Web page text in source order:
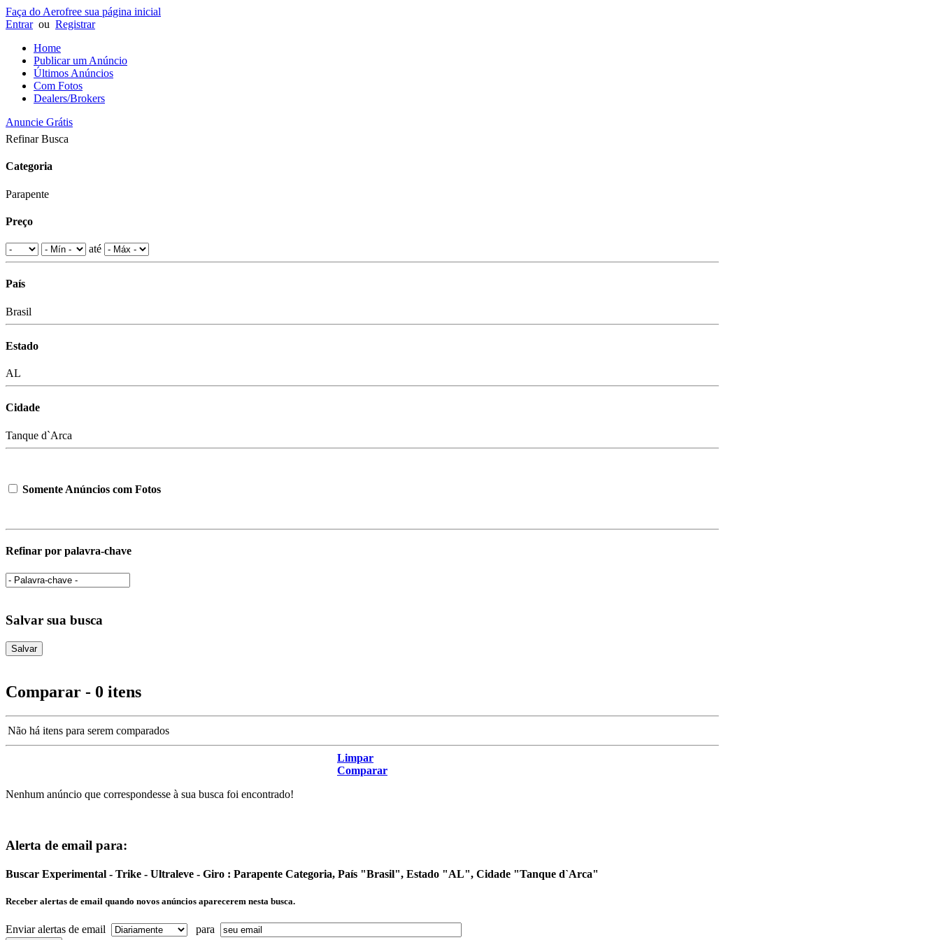
Faça do Aerofree sua página inicial
Entrarou Registrar
Home
Publicar um Anúncio
Últimos Anúncios
Com Fotos
Dealers/Brokers
Anuncie Grátis
Refinar Busca
Categoria
Parapente
Preço
até
País
Brasil
Estado
AL
Cidade
Tanque d`Arca
Somente Anúncios com Fotos
Refinar por palavra-chave
Salvar sua busca
Comparar - 0 itens
Não há itens para serem comparados
Limpar
Comparar
Nenhum anúncio que correspondesse à sua busca foi encontrado!
Alerta de email para:
Buscar Experimental - Trike - Ultraleve - Giro : Parapente Categoria, País "Brasil", Estado "AL", Cidade "Tanque d`Arca"
Receber alertas de email quando novos anúncios aparecerem nesta busca.
Enviar alertas de email para